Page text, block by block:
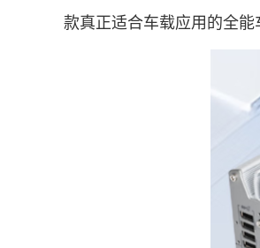
款真正适合车载应用的全能